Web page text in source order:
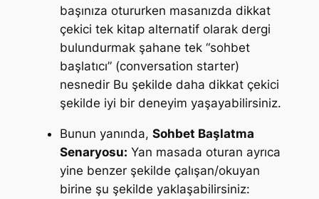
başınıza otururken masanızda dikkat
çekici tek kitap alternatif olarak dergi
bulundurmak şahane tek “sohbet
başlatıcı” (conversation starter)
nesnedir Bu şekilde daha dikkat çekici
şekilde iyi bir deneyim yaşayabilirsiniz.
Bunun yanında, Sohbet Başlatma
Senaryosu: Yan masada oturan ayrıca
yine benzer şekilde çalışan/okuyan
birine şu şekilde yaklaşabilirsiniz: